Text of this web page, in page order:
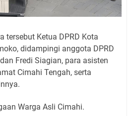
tersebut Ketua DPRD Kota
didampingi anggota DPRD
Fredi Siagian, para asisten
Cimahi Tengah, serta
Warga Asli Cimahi.